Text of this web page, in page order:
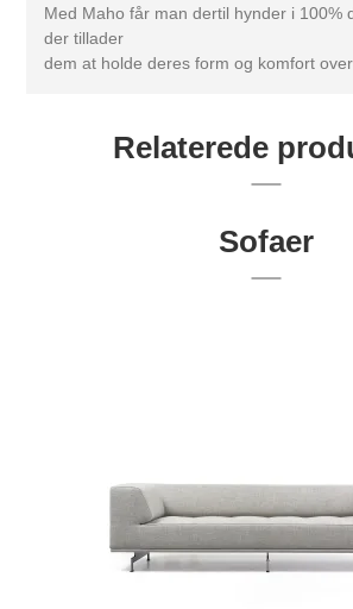
Med Maho får man dertil hynder i 100%
der tillader
dem at holde deres form og komfort
Relaterede
Sofaer